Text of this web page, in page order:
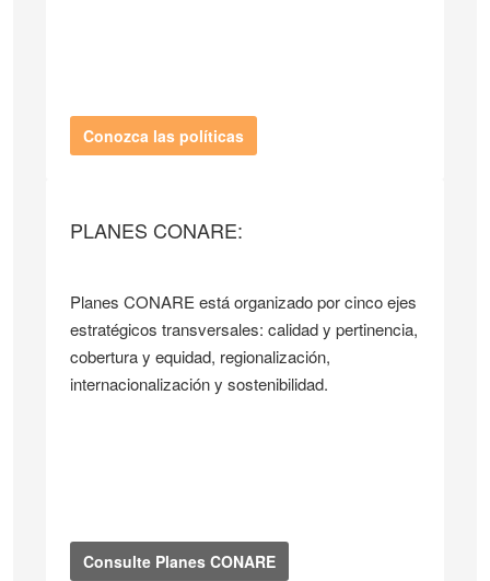
Conozca las políticas
PLANES CONARE:
Planes CONARE está organizado por cinco ejes
estratégicos transversales: calidad y pertinencia,
cobertura y equidad, regionalización,
internacionalización y sostenibilidad.
Consulte Planes CONARE